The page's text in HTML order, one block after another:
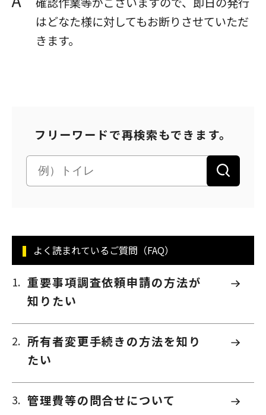
ニュースリリース/お知らせ一覧
サイトマップ
プライバシーポリシー
はどなた様に対してもお断りさせていただ
きます。
フリーワードで再検索もできます。
よく読まれているご質問（FAQ）
重要事項調査依頼申請の方法が
知りたい
所有者変更手続きの方法を知り
たい
管理費等の問合せについて